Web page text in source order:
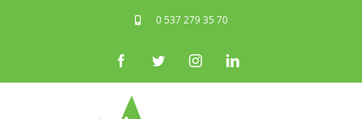
0 537 279 35 70
FacebookTwitterInstagramLinkedIn